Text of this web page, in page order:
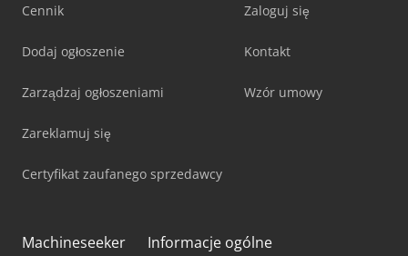
Cennik
Dodaj ogłoszenie
Zarządzaj ogłoszeniami
Zareklamuj się
Certyfikat zaufanego sprzedawcy
Zaloguj się
Kontakt
Wzór umowy
Machineseeker Informacje ogólne